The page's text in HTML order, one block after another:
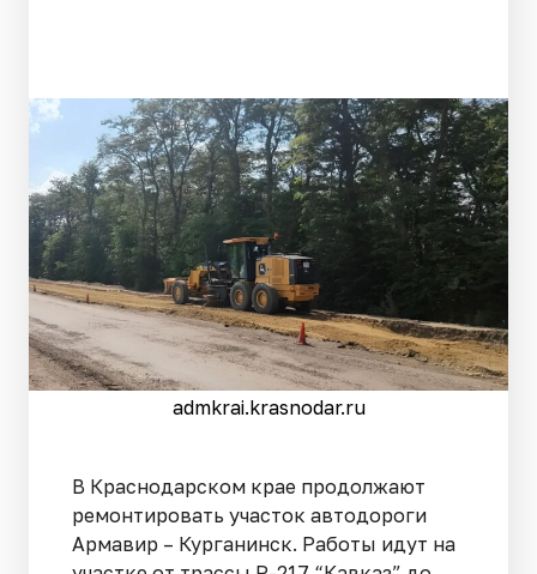
admkrai.krasnodar.ru
В Краснодарском крае продолжают
ремонтировать участок автодороги
Армавир – Курганинск. Работы идут на